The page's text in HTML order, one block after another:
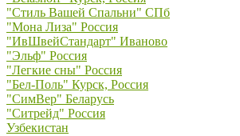
"Стиль Вашей Спальни" СПб
"Мона Лиза" Россия
"ИвШвейСтандарт" Иваново
"Эльф" Россия
"Легкие сны" Россия
"Бел-Поль" Курск, Россия
"СимВер" Беларусь
"Ситрейд" Россия
Узбекистан